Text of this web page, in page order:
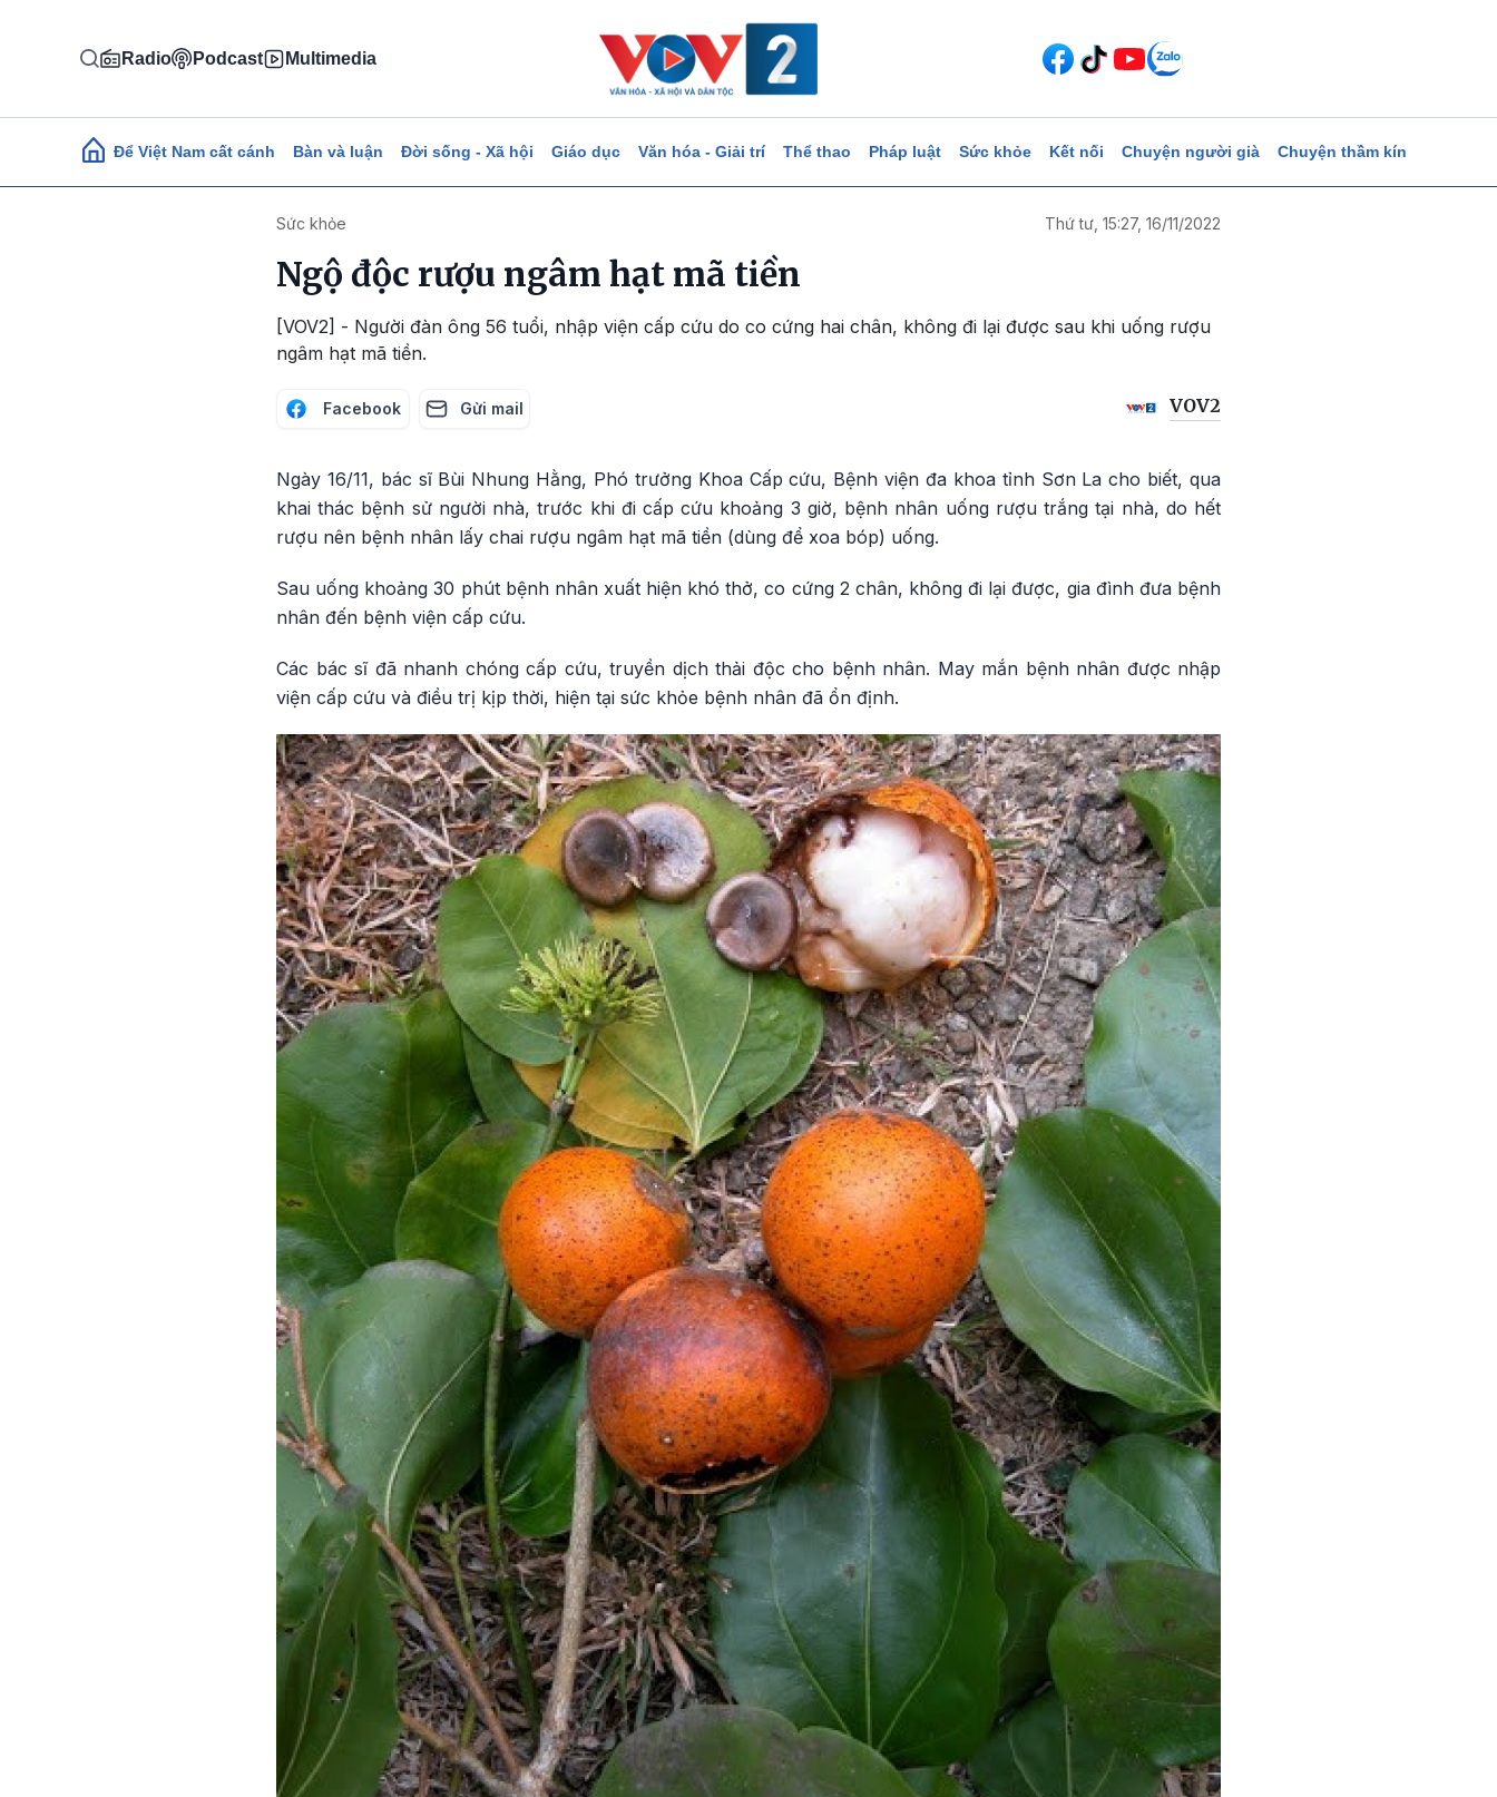
Radio Podcast Multimedia
Main navigation
Để Việt Nam cất cánh Bàn và luận Đời sống - Xã hội Giáo dục Văn hóa - Giải trí Thể thao Pháp luật Sức khỏe Kết nối Chuyện người già Chuyện thầm kín
Sức khỏe Thứ tư, 15:27, 16/11/2022
Ngộ độc rượu ngâm hạt mã tiền
[VOV2] - Người đàn ông 56 tuổi, nhập viện cấp cứu do co cứng hai chân, không đi lại được sau khi uống rượu
ngâm hạt mã tiền.
Facebook Gửi mail VOV2
Ngày 16/11, bác sĩ Bùi Nhung Hằng, Phó trưởng Khoa Cấp cứu, Bệnh viện đa khoa tỉnh Sơn La cho biết, qua
khai thác bệnh sử người nhà, trước khi đi cấp cứu khoảng 3 giờ, bệnh nhân uống rượu trắng tại nhà, do hết
rượu nên bệnh nhân lấy chai rượu ngâm hạt mã tiền (dùng để xoa bóp) uống.
Sau uống khoảng 30 phút bệnh nhân xuất hiện khó thở, co cứng 2 chân, không đi lại được, gia đình đưa bệnh
nhân đến bệnh viện cấp cứu.
Các bác sĩ đã nhanh chóng cấp cứu, truyền dịch thải độc cho bệnh nhân. May mắn bệnh nhân được nhập
viện cấp cứu và điều trị kịp thời, hiện tại sức khỏe bệnh nhân đã ổn định.